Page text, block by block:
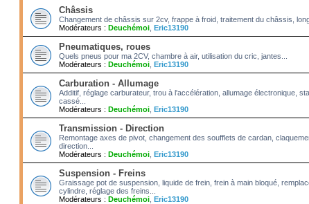
Châssis
Changement de châssis sur 2cv, frappe à froid, traitement du châssis,
Modérateurs : Deuchémoi, Eric13190
Pneumatiques, roues
Quels pneus pour ma 2CV, chambre à air, utilisation du cric, jantes...
Modérateurs : Deuchémoi, Eric13190
Carburation - Allumage
Additif, réglage carburateur, trou à l'accélération, allumage électronique,
cassé...
Modérateurs : Deuchémoi, Eric13190
Transmission - Direction
Remontage axes de pivot, changement des soufflets de cardan,
direction...
Modérateurs : Deuchémoi, Eric13190
Suspension - Freins
Graissage pot de suspension, liquide de frein, frein à main bloqué,
cylindre, réglage des freins...
Modérateurs : Deuchémoi, Eric13190